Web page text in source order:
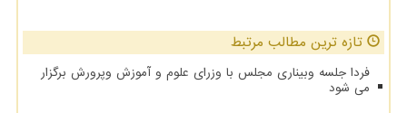
تازه ترین مطالب مرتبط
فردا جلسه وبیناری مجلس با وزرای علوم و آموزش وپرورش برگزار
می‎ شود